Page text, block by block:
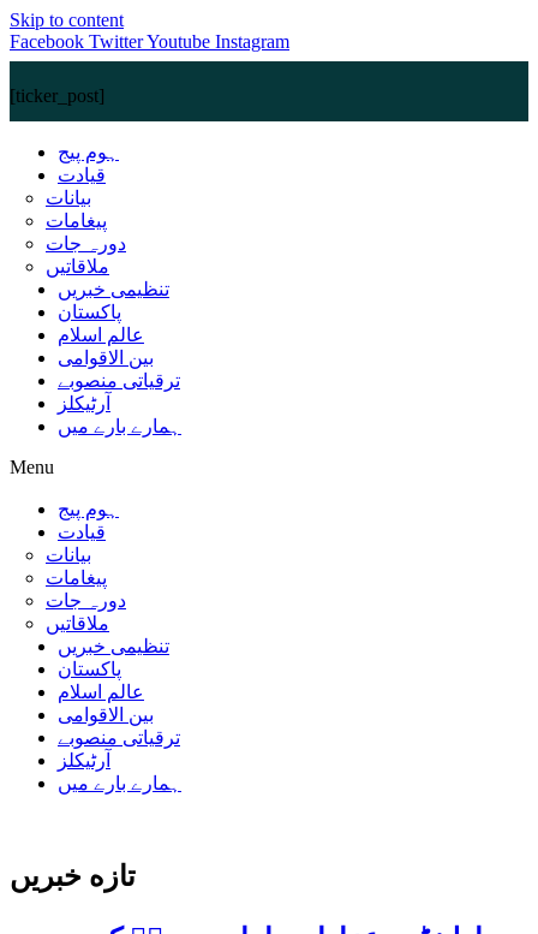
Skip to content
Facebook TwitterYoutube Instagram
[ticker_post]
ہوم پیج
قیادت
بیانات
پیغامات
دورہ جات
ملاقاتیں
تنظیمی خبریں
پاکستان
عالم اسلام
بین الاقوامی
ترقیاتی منصوبے
آرٹیکلز
ہمارے بارے میں
Menu
ہوم پیج
قیادت
بیانات
پیغامات
دورہ جات
ملاقاتیں
تنظیمی خبریں
پاکستان
عالم اسلام
بین الاقوامی
ترقیاتی منصوبے
آرٹیکلز
ہمارے بارے میں
تازه خبریں